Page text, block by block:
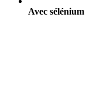
Avec sélénium